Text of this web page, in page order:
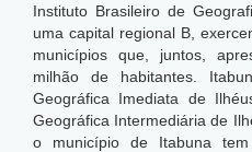
Instituto Brasileiro de
uma capital regional B,
municípios que, juntos,
milhão de habitantes.
Geográfica Imediata de
Geográfica Intermediária de
o município de Itabuna